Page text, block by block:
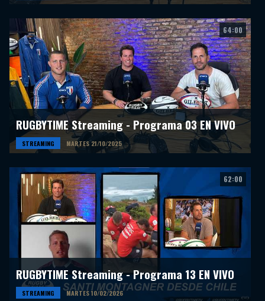
64:00
RUGBYTIME Streaming - Programa 03 EN VIVO
STREAMING MARTES 21/10/2025
62:00
RUGBYTIME Streaming - Programa 13 EN VIVO
STREAMING MARTES 10/02/2026